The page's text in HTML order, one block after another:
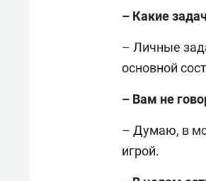
– Какие
– Личные
основной
– Вам не
– Думаю, в
игрой.